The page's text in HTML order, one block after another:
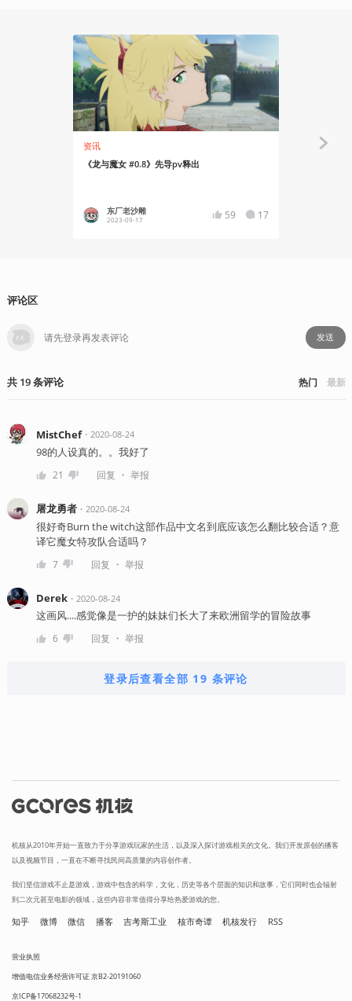
资讯
《龙与魔女 #0.8》先导pv释出
东厂老沙雕
2023-09-17 59 17
评论区
发送
共 19条评论 热门 最新
MistChef・ 2020-08-24
98的人设真的。。我好了
21 回复 ・ 举报
屠龙勇者・ 2020-08-24
很好奇Burn the witch这部作品中文名到底应该怎么翻比较合适？意
译它魔女特攻队合适吗？
7 回复 ・ 举报
Derek・ 2020-08-24
这画风....感觉像是一护的妹妹们长大了来欧洲留学的冒险故事
6 回复 ・ 举报
登录后查看全部 19 条评论
机核从2010年开始一直致力于分享游戏玩家的生活，以及深入探讨游戏相关的文化。我们开发原创的播客
以及视频节目，一直在不断寻找民间高质量的内容创作者。
我们坚信游戏不止是游戏，游戏中包含的科学，文化，历史等各个层面的知识和故事，它们同时也会辐射
到二次元甚至电影的领域，这些内容非常值得分享给热爱游戏的您。
知乎 微博 微信 播客 吉考斯工业 核市奇谭 机核发行 RSS
营业执照
增值电信业务经营许可证 京B2-20191060
京ICP备17068232号-1